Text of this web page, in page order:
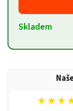
Skladem